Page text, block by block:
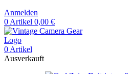
Anmelden
0 Artikel 0,00 €
0 Artikel
Ausverkauft